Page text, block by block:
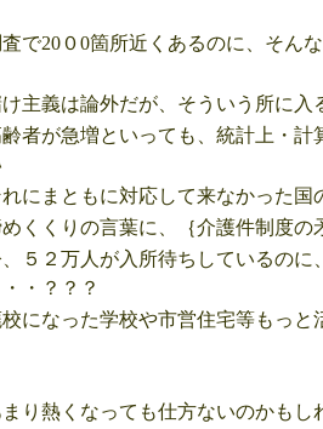
で20０0箇所近くあるのに、そん
主義は論外だが、そういう所に入
者が急増といっても、統計上・計
い
にまともに対応して来なかった国
くくりの言葉に、｛介護件制度
５２万人が入所待ちしているのに
・？？？
になった学校や市営住宅等もっと
り熱くなっても仕方ないのかもし